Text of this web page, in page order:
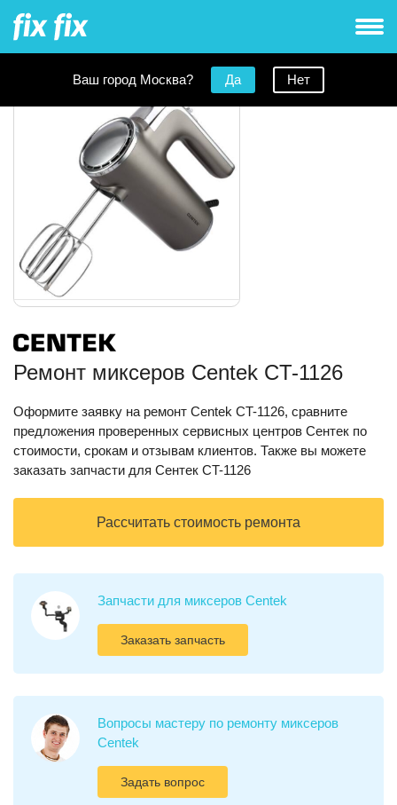
Ваш город Москва? Да Нет
Ремонт миксеров Centek CT-1126
Оформите заявку на ремонт Centek CT-1126, сравните
предложения проверенных сервисных центров Сентек по
стоимости, срокам и отзывам клиентов. Также вы можете
заказать запчасти для Сентек CT-1126
Рассчитать стоимость ремонта
Запчасти для миксеров Centek
Заказать запчасть
Вопросы мастеру по ремонту миксеров
Centek
Задать вопрос